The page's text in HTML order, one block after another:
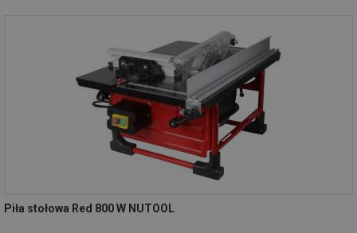
Piła stołowa Red 800 W NUTOOL